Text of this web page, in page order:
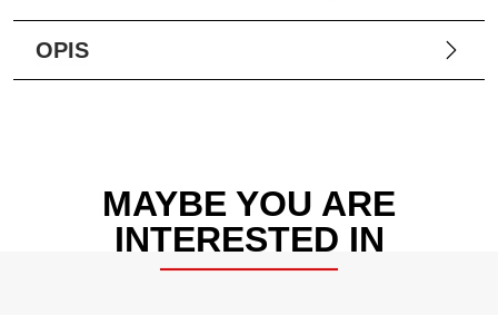
OPIS
MAYBE YOU ARE
INTERESTED IN